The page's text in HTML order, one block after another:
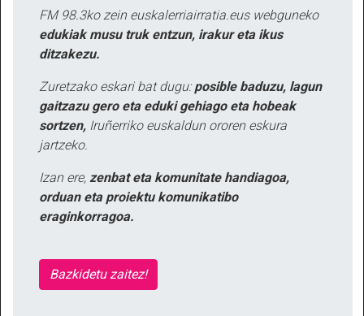
FM 98.3ko zein euskalerriairratia.eus webguneko
edukiak musu truk entzun, irakur eta ikus
ditzakezu.
Zuretzako eskari bat dugu: posible baduzu, lagun
gaitzazu gero eta eduki gehiago eta hobeak
sortzen, Iruñerriko euskaldun ororen eskura
jartzeko.
Izan ere, zenbat eta komunitate handiagoa,
orduan eta proiektu komunikatibo
eraginkorragoa.
Bazkidetu zaitez!